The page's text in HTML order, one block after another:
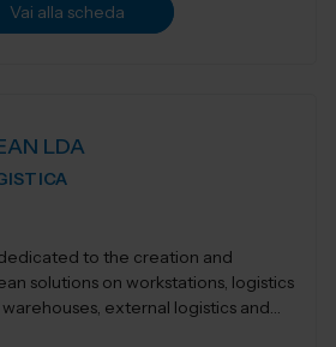
Vai alla scheda
LDA
to the creation and
solutions on workstations, logistics
external logistics and